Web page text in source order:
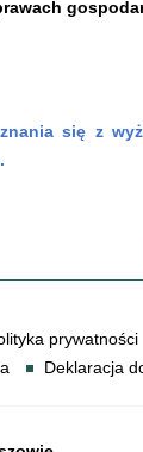
się z
prywatności
Deklaracja